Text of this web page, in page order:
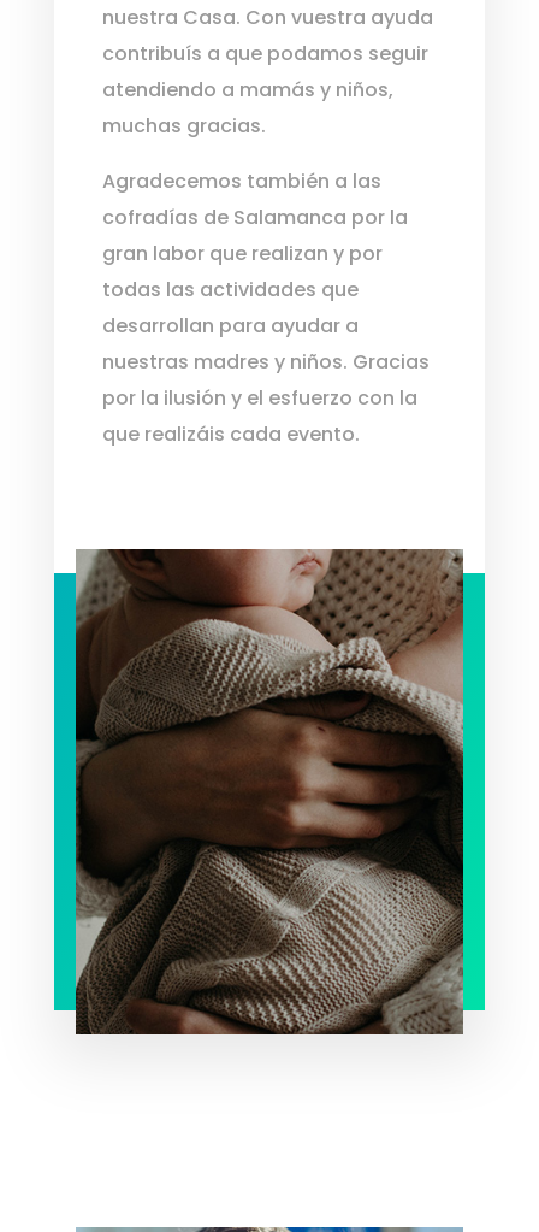
nuestra Casa. Con vuestra ayuda
contribuís a que podamos seguir
atendiendo a mamás y niños,
muchas gracias.
Agradecemos también a las
cofradías de Salamanca por la
gran labor que realizan y por
todas las actividades que
desarrollan para ayudar a
nuestras madres y niños. Gracias
por la ilusión y el esfuerzo con la
que realizáis cada evento.